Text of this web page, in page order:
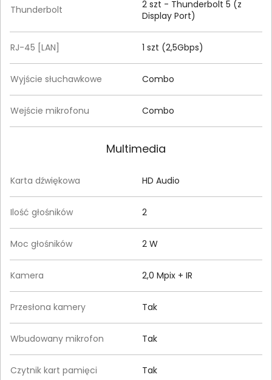
Thunderbolt
2 szt - Thunderbolt 5 (z
Display Port)
RJ-45 [LAN] 1 szt (2,5Gbps)
Wyjście słuchawkowe Combo
Wejście mikrofonu Combo
Multimedia
Karta dźwiękowa HD Audio
Ilość głośników 2
Moc głośników 2 W
Kamera 2,0 Mpix + IR
Przesłona kamery Tak
Wbudowany mikrofon Tak
Czytnik kart pamięci Tak